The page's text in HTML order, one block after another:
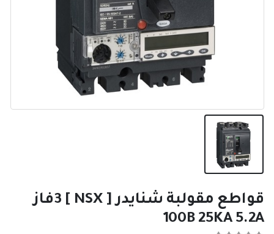
قواطع مقولبة شنايدر [ NSX ] 3فاز
100B 25KA 5.2A